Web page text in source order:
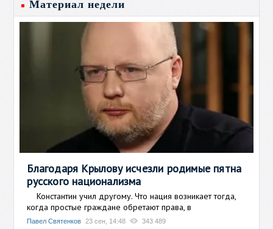
Материал недели
Благодаря Крылову исчезли родимые пятна
русского национализма
Константин учил другому. Что нация возникает тогда,
когда простые граждане обретают права, в
Павел Святенков 23 сен, 14:48 343 489